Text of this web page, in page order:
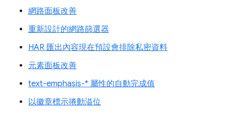
網路面板改善
重新設計的網路篩選器
HAR 匯出內容現在預設會排除私密資料
元素面板改善
text-emphasis-* 屬性的自動完成值
以徽章標示捲動溢位